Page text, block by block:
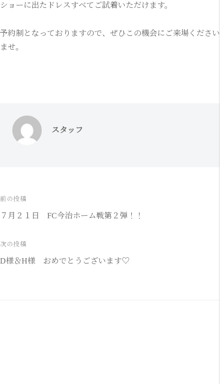
ショーに出たドレスすべてご試着いただけます。
予約制となっておりますので、ぜひこの機会にご来場ください
ませ。
スタッフ
投
ナ
前の投稿
７月２１日 FC今治ホーム戦第２弾！！
次の投稿
D様＆H様 おめでとうございます♡